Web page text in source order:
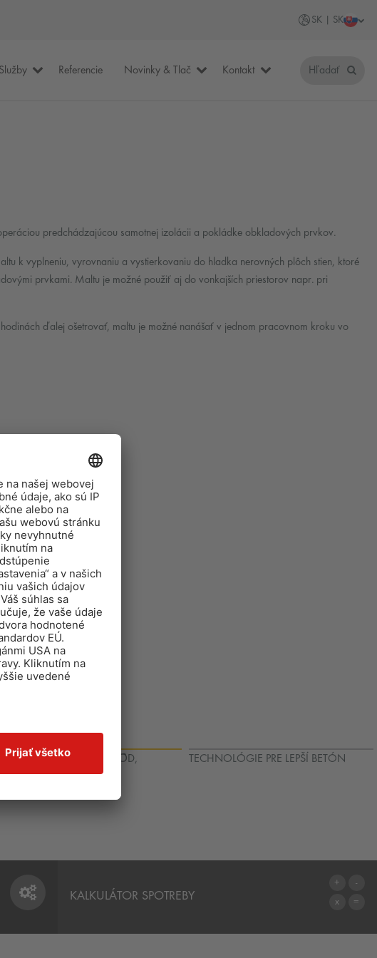
SK | SK
Služby Referencie Novinky & Tlač Kontakt Hľadať
predchádzajúcou samotnej izolácii a pokládke obkladových prvkov.
k vyplneniu, vyrovnaniu a vystierkovaniu do hladka nerovných plôch stien, ktoré
prvkami. Maltu je možné použiť aj do vonkajších priestorov napr. pri
ďalej ošetrovať, maltu je možné nanášať v jednom pracovnom kroku vo
OCHRANA SPODNÝCH VȎD,
PODLAHY
TECHNOLÓGIE PRE LEPŠÍ BETÓN
KALKULÁTOR SPOTREBY